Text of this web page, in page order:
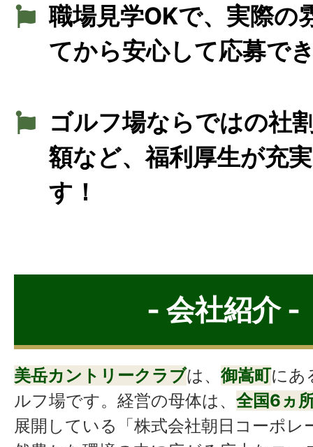
職場見学OKで、実際の
てから安心して応募で
ゴルフ場ならではの社
額など、福利厚生が充
す！
- 会社紹介 -
美岳カントリークラブは、 御嵩町にあ
ルフ場です。経営の母体は、 全国6ヵ
展開している「株式会社朝日コーポレ